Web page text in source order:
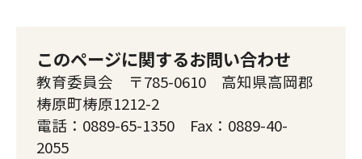
このページに関するお問い合わせ
教育委員会 〒785-0610 高知県高岡郡
梼原町梼原1212-2
電話：0889-65-1350 Fax：0889-40-
2055